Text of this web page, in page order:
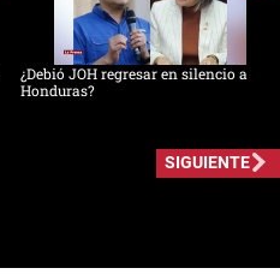
¿Debió JOH regresar en silencio a
Honduras?
SIGUIENTE